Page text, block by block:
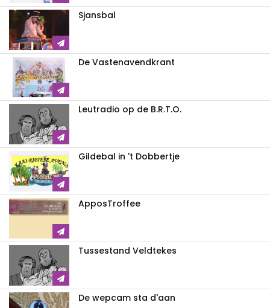
Sjansbal
De Vastenavendkrant
Leutradio op de B.R.T.O.
Gildebal in 't Dobbertje
ApposTroffee
Tussestand Veldtekes
De wepcam sta d'aan